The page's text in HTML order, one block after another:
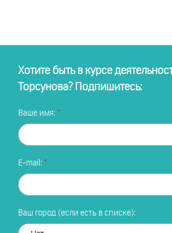
Хотите быть в курсе
Торсунова? Подпишитесь:
Ваше имя:
E-mail:
Ваш город (если есть в списке):